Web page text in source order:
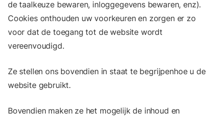
de taalkeuze bewaren, inloggegevens bewaren, enz).
Cookies onthouden uw voorkeuren en zorgen er zo
voor dat de toegang tot de website wordt
vereenvoudigd.
Ze stellen ons bovendien in staat te begrijpenhoe u de
website gebruikt.
Bovendien maken ze het mogelijk de inhoud en